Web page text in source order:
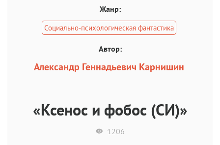
Жанр:
Социально-психологическая фантастика
Автор:
Александр Геннадьевич Карнишин
«Ксенос и фобос (СИ)»
1206